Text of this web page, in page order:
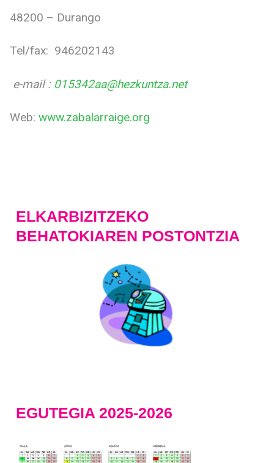
48200 – Durango
Tel/fax: 946202143
e-mail : 015342aa@hezkuntza.net
Web: www.zabalarraige.org
ELKARBIZITZEKO
BEHATOKIAREN POSTONTZIA
EGUTEGIA 2025-2026